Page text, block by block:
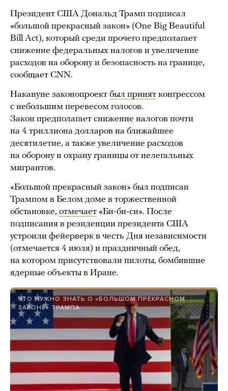
Президент США Дональд Трамп подписал
«большой прекрасный закон» (One Big Beautiful
Bill Act), который среди прочего предполагает
снижение федеральных налогов и увеличение
расходов на оборону и безопасность на границе,
сообщает CNN.
Накануне законопроект был принят конгрессом
с небольшим перевесом голосов.
Закон предполагает снижение налогов почти
на 4 триллиона долларов на ближайшее
десятилетие, а также увеличение расходов
на оборону и охрану границы от нелегальных
мигрантов.
«Большой прекрасный закон» был подписан
Трампом в Белом доме в торжественной
обстановке, отмечает «Би-би-си». После
подписания в резиденции президента США
устроили фейерверк в честь Дня независимости
(отмечается 4 июля) и праздничный обед,
на котором присутствовали пилоты, бомбившие
ядерные объекты в Иране.
ЧТО НУЖНО ЗНАТЬ О «БОЛЬШОМ ПРЕКРАСНОМ
ЗАКОНЕ» ТРАМПА